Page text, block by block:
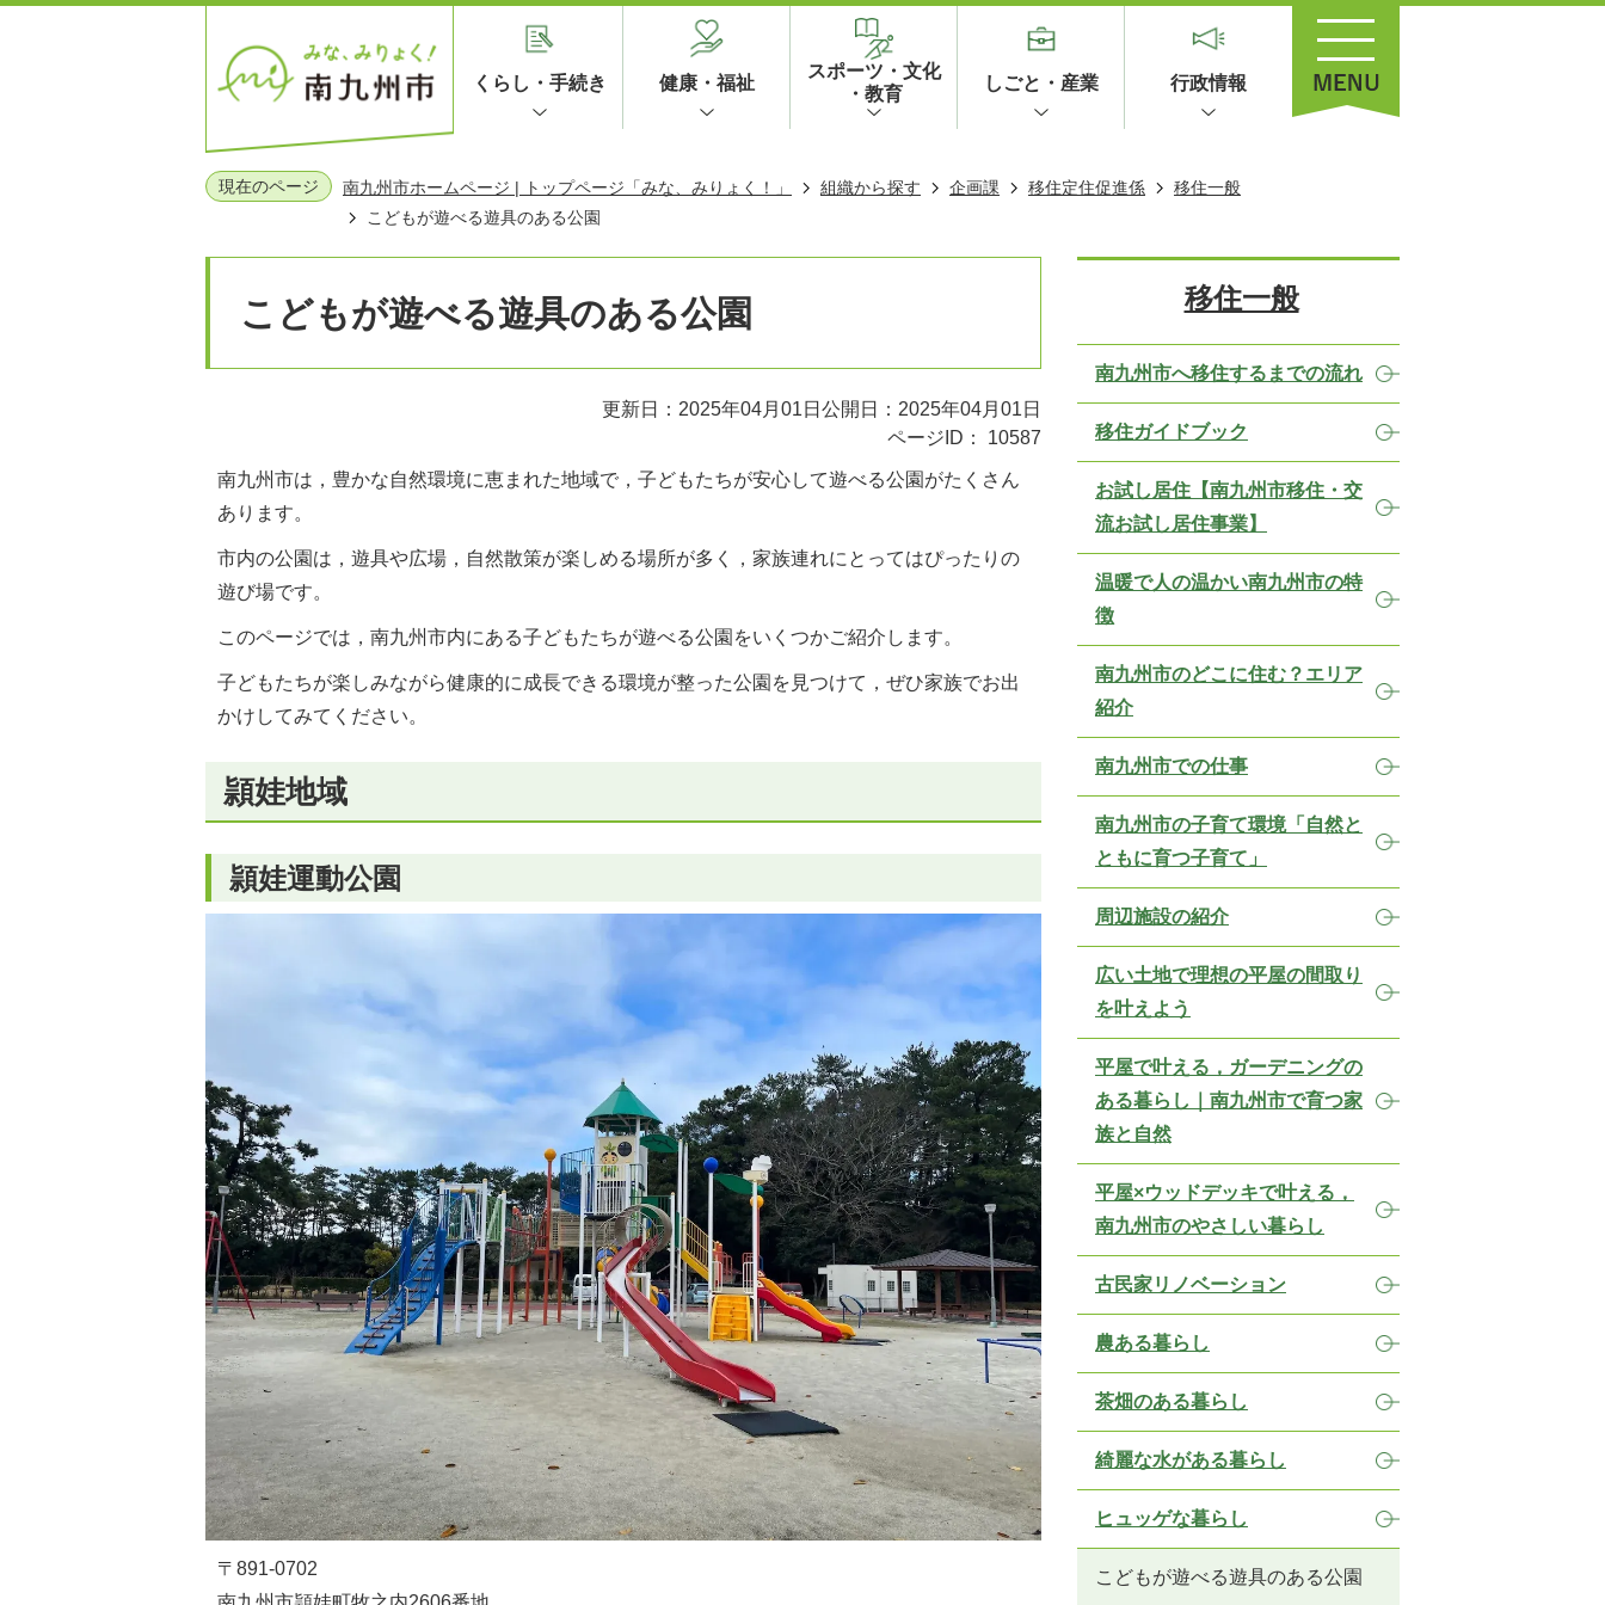
くらし・手続き 健康・福祉
スポーツ・文化
・教育
しごと・産業 行政情報
現在のページ 南九州市ホームページ | トップページ「みな、みりょく！」 組織から探す 企画課 移住定住促進係
移住一般
こどもが遊べる遊具のある公園
こどもが遊べる遊具のある公園
更新日：2025年04月01日 公開日：2025年04月01日
ページID：
10587
南九州市は，豊かな自然環境に恵まれた地域で，子どもたちが安心して遊べる公園がたくさん
あります。
市内の公園は，遊具や広場，自然散策が楽しめる場所が多く，家族連れにとってはぴったりの
遊び場です。
このページでは，南九州市内にある子どもたちが遊べる公園をいくつかご紹介します。
子どもたちが楽しみながら健康的に成長できる環境が整った公園を見つけて，ぜひ家族でお出
かけしてみてください。
頴娃地域
頴娃運動公園
〒891-0702
移住一般
南九州市へ移住するまでの流れ
移住ガイドブック
お試し居住【南九州市移住・交
流お試し居住事業】
温暖で人の温かい南九州市の特
徴
南九州市のどこに住む？エリア
紹介
南九州市での仕事
南九州市の子育て環境「自然と
ともに育つ子育て」
周辺施設の紹介
広い土地で理想の平屋の間取り
を叶えよう
平屋で叶える，ガーデニングの
ある暮らし｜南九州市で育つ家
族と自然
平屋×ウッドデッキで叶える，
南九州市のやさしい暮らし
古民家リノベーション
農ある暮らし
茶畑のある暮らし
綺麗な水がある暮らし
ヒュッゲな暮らし
こどもが遊べる遊具のある公園